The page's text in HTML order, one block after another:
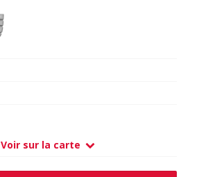
Voir sur la carte